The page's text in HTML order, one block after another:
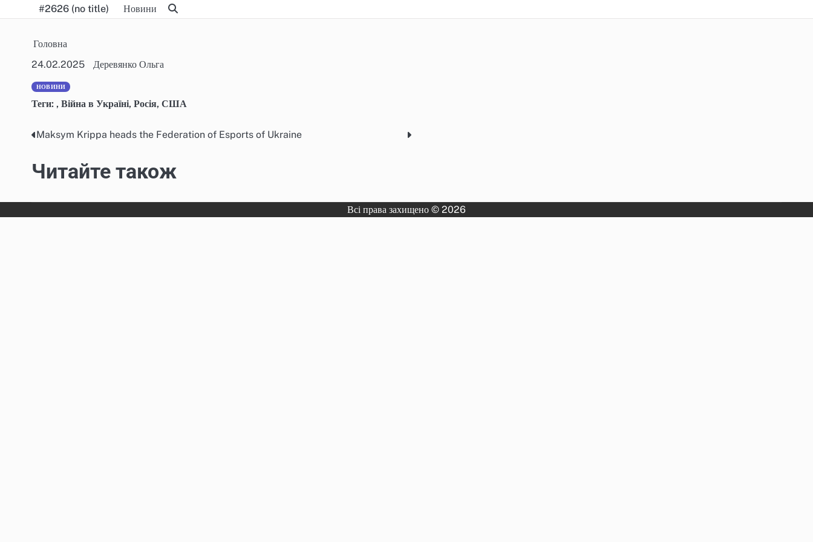
to
#2626 (no title) Новини
Головна
24.02.2025
Деревянко Ольга
НОВИНИ
Теги: , Війна в Україні, Росія, США
Post
navigation
Maksym Krippa heads the Federation of Esports of Ukraine
Читайте також
Всі права захищено © 2026